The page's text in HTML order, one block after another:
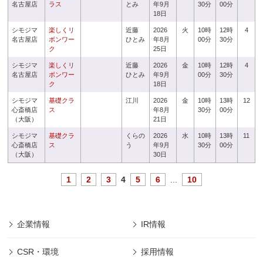
名古屋店
ラス
とみ
年9月
18日
30分
00分
シモジマ
名古屋店
楽しくリ
ボンワー
ク
近藤
ひとみ
2026
年8月
25日
火
10時
00分
12時
30分
4
シモジマ
名古屋店
楽しくリ
ボンワー
ク
近藤
ひとみ
2026
年9月
18日
金
10時
00分
12時
30分
4
シモジマ
心斎橋店
（大阪）
基礎クラ
ス
江川
2026
年8月
21日
金
10時
30分
13時
00分
12
シモジマ
心斎橋店
（大阪）
基礎クラ
ス
くらの
う
2026
年9月
30日
水
10時
30分
13時
00分
11
1 2 3 4 5 6 10
企業情報 IR情報
CSR・環境 採用情報